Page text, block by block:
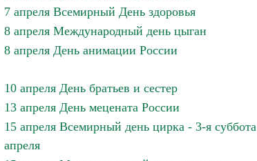
7 апреля Всемирный День здоровья
8 апреля Международный день цыган
8 апреля День анимации России
10 апреля День братьев и сестер
13 апреля День мецената России
15 апреля Всемирный день цирка - 3-я суббота
апреля